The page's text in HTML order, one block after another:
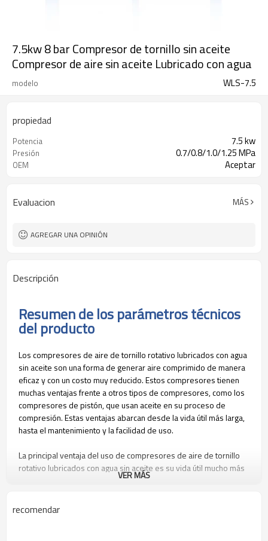
7.5kw 8 bar Compresor de tornillo sin aceite
Compresor de aire sin aceite Lubricado con agua
modelo WLS-7.5
propiedad
Potencia 7.5 kw
Presión 0.7/0.8/1.0/1.25 MPa
OEM Aceptar
Evaluacion MÁS
AGREGAR UNA OPINIÓN
Descripción
Resumen de los parámetros técnicos
del producto
Los compresores de aire de tornillo rotativo lubricados con agua
sin aceite son una forma de generar aire comprimido de manera
eficaz y con un costo muy reducido. Estos compresores tienen
muchas ventajas frente a otros tipos de compresores, como los
compresores de pistón, que usan aceite en su proceso de
compresión. Estas ventajas abarcan desde la vida útil más larga,
hasta el mantenimiento y la facilidad de uso.
La principal ventaja del uso de compresores de aire de tornillo
rotativo lubricados con agua sin aceite es su vida útil mucho más
larga. Debido a que el compresor no usa aceite para la
el uso. Esto significa que el compresor puede operar
VER MÁS
recomendar